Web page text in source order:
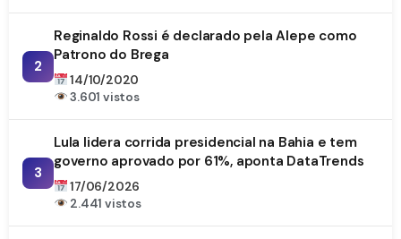
2
Reginaldo Rossi é declarado pela Alepe como
Patrono do Brega
14/10/2020
3.601 vistos
3
Lula lidera corrida presidencial na Bahia e tem
governo aprovado por 61%, aponta DataTrends
17/06/2026
2.441 vistos